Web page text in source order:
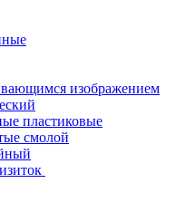
изображением
пластиковые
смолой